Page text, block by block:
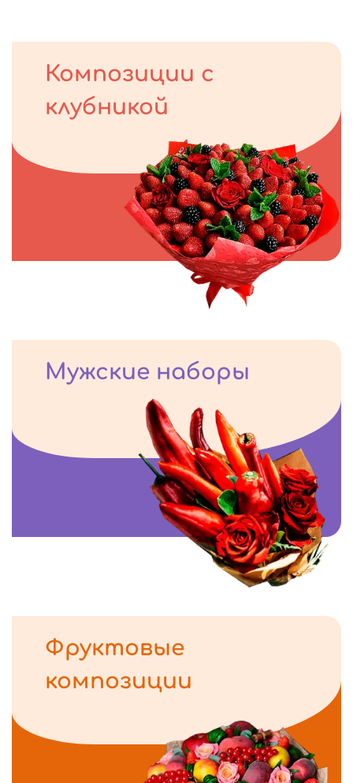
Композиции с
клубникой
Мужские наборы
Фруктовые
композиции